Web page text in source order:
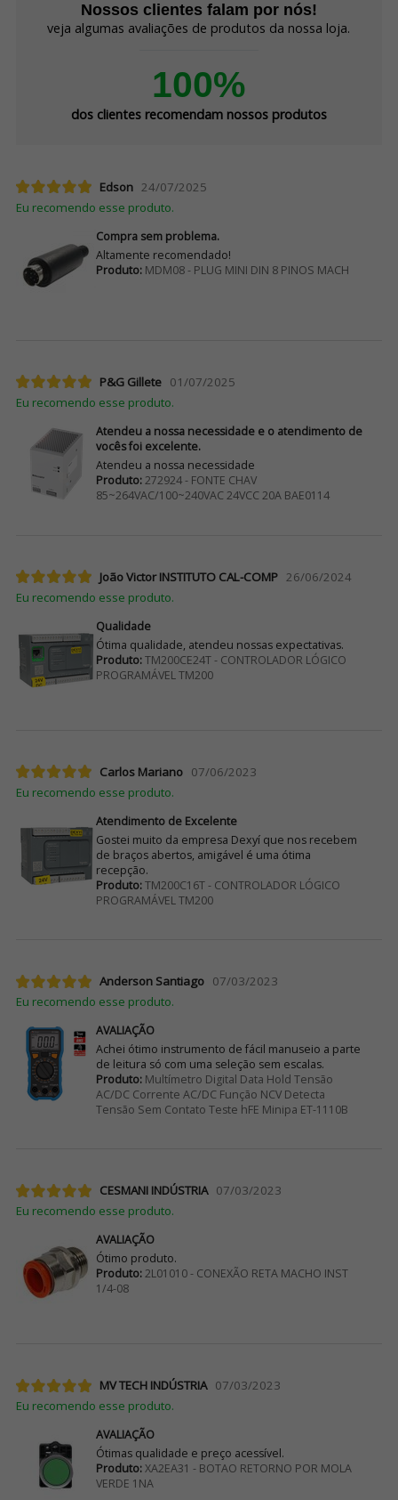
Nossos clientes falam por nós!
veja algumas avaliações de produtos da nossa loja.
100%
dos clientes recomendam nossos produtos
Edson 24/07/2025
Eu recomendo esse produto.
Compra sem problema.
Altamente recomendado!
Produto:MDM08 - PLUG MINI DIN 8 PINOS MACH
P&G Gillete 01/07/2025
Eu recomendo esse produto.
Atendeu a nossa necessidade e o atendimento de
vocês foi excelente.
Atendeu a nossa necessidade
Produto:272924 - FONTE CHAV
85~264VAC/100~240VAC 24VCC 20A BAE0114
João Victor INSTITUTO CAL-COMP 26/06/2024
Eu recomendo esse produto.
Qualidade
Ótima qualidade, atendeu nossas expectativas.
Produto:TM200CE24T - CONTROLADOR LÓGICO
PROGRAMÁVEL TM200
Carlos Mariano 07/06/2023
Eu recomendo esse produto.
Atendimento de Excelente
Gostei muito da empresa Dexyí que nos recebem
de braços abertos, amigável é uma ótima
recepção.
Produto:TM200C16T - CONTROLADOR LÓGICO
PROGRAMÁVEL TM200
Anderson Santiago 07/03/2023
Eu recomendo esse produto.
AVALIAÇÃO
Achei ótimo instrumento de fácil manuseio a parte
de leitura só com uma seleção sem escalas.
Produto:Multímetro Digital Data Hold Tensão
AC/DC Corrente AC/DC Função NCV Detecta
Tensão Sem Contato Teste hFE Minipa ET-1110B
CESMANI INDÚSTRIA 07/03/2023
Eu recomendo esse produto.
AVALIAÇÃO
Ótimo produto.
Produto:2L01010 - CONEXÃO RETA MACHO INST
1/4-08
MV TECH INDÚSTRIA 07/03/2023
Eu recomendo esse produto.
AVALIAÇÃO
Ótimas qualidade e preço acessível.
Produto:XA2EA31 - BOTAO RETORNO POR MOLA
VERDE 1NA